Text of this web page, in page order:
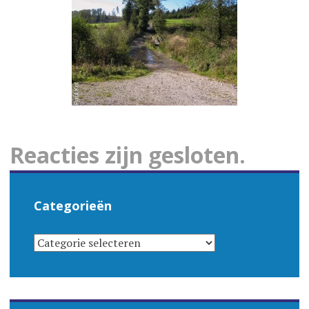
Reacties zijn gesloten.
Categorieën
CATEGORIEËN